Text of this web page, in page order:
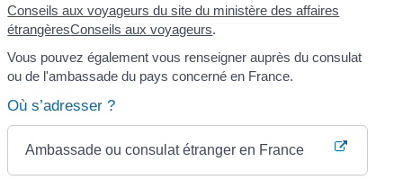
Conseils aux voyageurs du site du ministère des affaires
étrangèresConseils aux voyageurs.
Vous pouvez également vous renseigner auprès du consulat
ou de l'ambassade du pays concerné en France.
Où s’adresser ?
Ambassade ou consulat étranger en France